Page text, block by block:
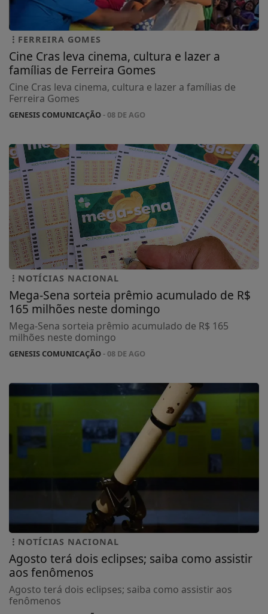
FERREIRA GOMES
Cine Cras leva cinema, cultura e lazer a
famílias de Ferreira Gomes
Cine Cras leva cinema, cultura e lazer a famílias de
Ferreira Gomes
GENESIS COMUNICAÇÃO- 08 DE AGO
NOTÍCIAS NACIONAL
Mega-Sena sorteia prêmio acumulado de R$
165 milhões neste domingo
Mega-Sena sorteia prêmio acumulado de R$ 165
milhões neste domingo
GENESIS COMUNICAÇÃO- 08 DE AGO
NOTÍCIAS NACIONAL
Agosto terá dois eclipses; saiba como assistir
aos fenômenos
Agosto terá dois eclipses; saiba como assistir aos
fenômenos